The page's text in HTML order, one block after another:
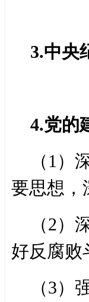
3.中央
4.党的
（1）
要思想，
（2）
好反腐败
（3）